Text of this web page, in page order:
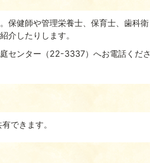
保健師や管理栄養士、保育士、歯科衛
介したりします。
センター（22-3337）へお電話くださ
できます。